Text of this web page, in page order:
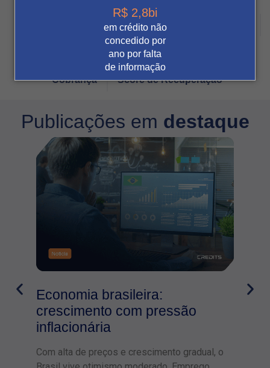
R$ 2,8bi
em crédito não
concedido por
ano por falta
de informação
Vendas Digitais Prevenção à fraude
Automação
Cobrança Score de Recuperação
Publicações em destaque
Economia brasileira:
crescimento com pressão
inflacionária
Com alta de preços e crescimento gradual, o